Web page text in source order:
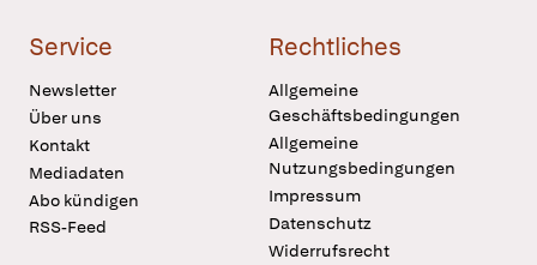
Service
Newsletter
Über uns
Kontakt
Mediadaten
Abo kündigen
RSS-Feed
Rechtliches
Allgemeine
Geschäftsbedingungen
Allgemeine
Nutzungsbedingungen
Impressum
Datenschutz
Widerrufsrecht